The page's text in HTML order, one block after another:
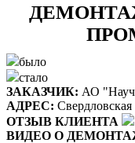
было
стало
ЗАКАЗЧИК: АО
АДРЕС:
ОТЗЫВ КЛИЕНТА
ВИДЕО О